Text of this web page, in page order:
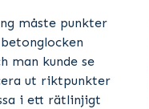
måste punkter
man kunde se
ut riktpunkter
i ett rätlinjigt